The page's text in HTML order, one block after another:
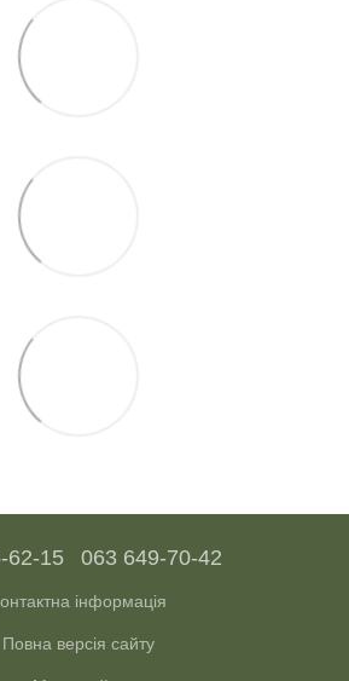
62-15 063 649-70-42
інформація
Повна версія сайту